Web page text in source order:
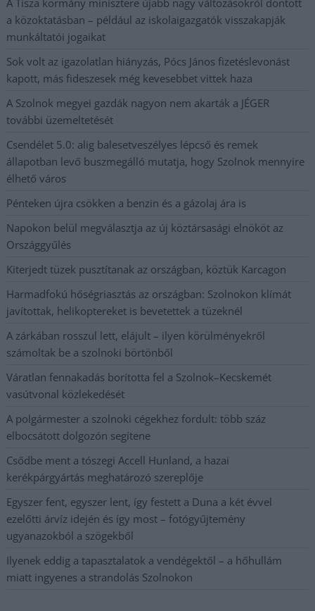
a közoktatásban – például az iskolaigazgatók visszakapják
munkáltatói jogaikat
Sok volt az igazolatlan hiányzás, Pócs János fizetéslevonást
kapott, más fideszesek még kevesebbet vittek haza
A Szolnok megyei gazdák nagyon nem akarták a JÉGER
további üzemeltetését
Csendélet 5.0: alig balesetveszélyes lépcső és remek
állapotban levő buszmegálló mutatja, hogy Szolnok mennyire
élhető város
Pénteken újra csökken a benzin és a gázolaj ára is
Napokon belül megválasztja az új köztársasági elnököt az
Országgyűlés
Kiterjedt tüzek pusztítanak az országban, köztük Karcagon
Harmadfokú hőségriasztás az országban: Szolnokon klímát
javítottak, helikoptereket is bevetettek a tüzeknél
A zárkában rosszul lett, elájult – ilyen körülményekről
számoltak be a szolnoki börtönből
Váratlan fennakadás borította fel a Szolnok–Kecskemét
vasútvonal közlekedését
A polgármester a szolnoki cégekhez fordult: több száz
elbocsátott dolgozón segítene
Csődbe ment a tószegi Accell Hunland, a hazai
kerékpárgyártás meghatározó szereplője
Egyszer fent, egyszer lent, így festett a Duna a két évvel
ezelőtti árvíz idején és így most – fotógyűjtemény
ugyanazokból a szögekből
Ilyenek eddig a tapasztalatok a vendégektől – a hőhullám
miatt ingyenes a strandolás Szolnokon